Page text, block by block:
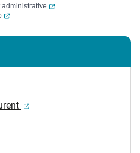
administrative
(ouverture dans un
(ouverture dans un nouvel onglet)
(ouverture dans un